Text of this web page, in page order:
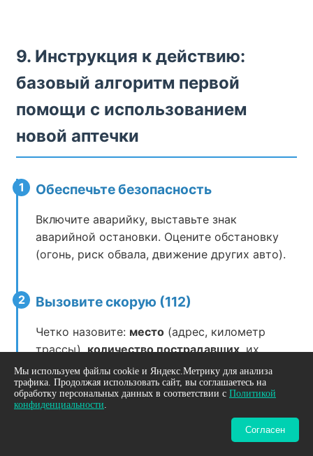
Мы используем файлы cookie и Яндекс.Метрику для анализа
трафика. Продолжая использовать сайт, вы соглашаетесь на
обработку персональных данных в соответствии с Политикой
конфиденциальности.
Согласен
9. Инструкция к действию:
базовый алгоритм первой
помощи с использованием
новой аптечки
1 Обеспечьте безопасность
Включите аварийку, выставьте знак
аварийной остановки. Оцените обстановку
(огонь, риск обвала, движение других авто).
2 Вызовите скорую (112)
Четко назовите: место (адрес, километр
трассы),количество пострадавших, их
состояние(в сознании, кровотечение и т.д.).
3 Наденьте перчатки. Всегда.
Это ваша защита от инфекций. Откройте